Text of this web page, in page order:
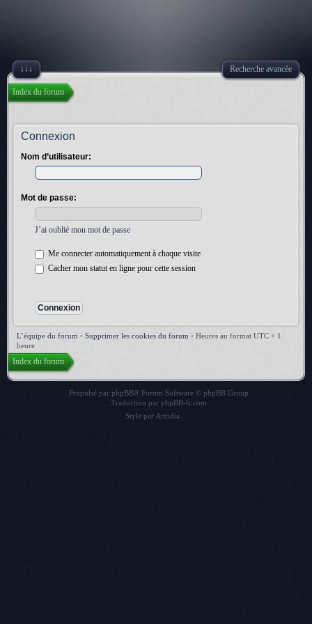
↓↓↓ Recherche avancée
Index du forum
Connexion
Nom d’utilisateur:
Mot de passe:
J’ai oublié mon mot de passe
Me connecter automatiquement à chaque visite
Cacher mon statut en ligne pour cette session
L’équipe du forum • Supprimer les cookies du forum • Heures au format UTC + 1
heure
Index du forum
Propulsé par phpBB® Forum Software © phpBB Group
Traduction par phpBB-fr.com
Style par Artodia